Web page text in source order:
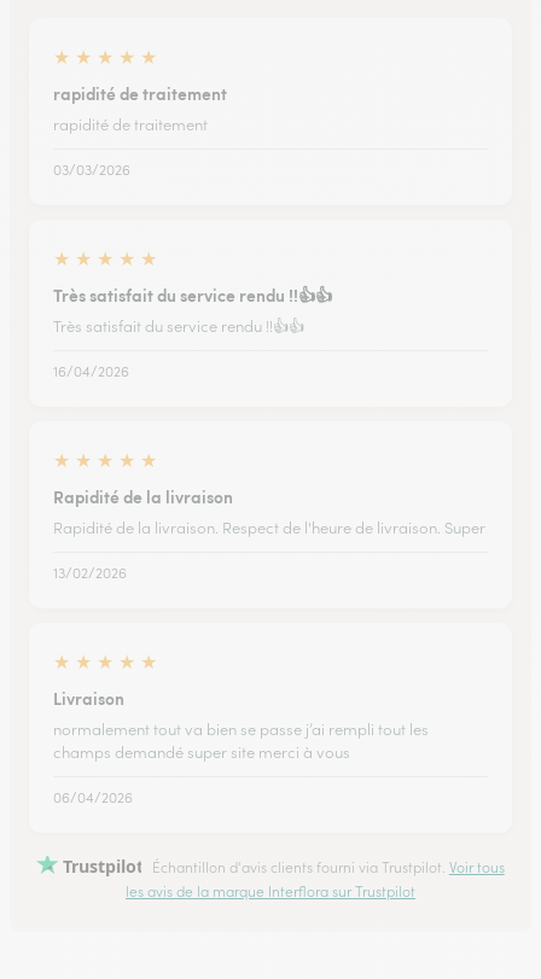
★ ★ ★ ★ ★
rapidité de traitement
rapidité de traitement
03/03/2026
★ ★ ★ ★ ★
Très satisfait du service rendu !!👍👍
Très satisfait du service rendu !!👍👍
16/04/2026
★ ★ ★ ★ ★
Rapidité de la livraison
Rapidité de la livraison. Respect de l'heure de livraison. Super
13/02/2026
★ ★ ★ ★ ★
Livraison
normalement tout va bien se passe j’ai rempli tout les
champs demandé super site merci à vous
06/04/2026
Trustpilot Échantillon d'avis clients fourni via Trustpilot. Voir tous
les avis de la marque Interflora sur Trustpilot